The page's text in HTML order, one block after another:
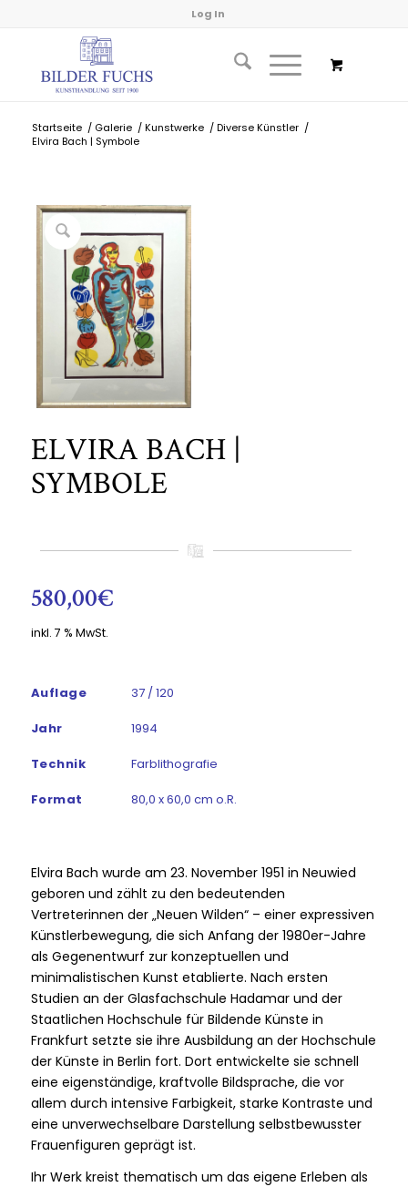
Log In
Startseite / Galerie / Kunstwerke / Diverse Künstler /
Elvira Bach | Symbole
ELVIRA BACH |
SYMBOLE
580,00€
inkl. 7 % MwSt.
Auflage 37 / 120
Jahr 1994
Technik Farblithografie
Format 80,0 x 60,0 cm o.R.
Elvira Bach wurde am 23. November 1951 in Neuwied
geboren und zählt zu den bedeutenden
Vertreterinnen der „Neuen Wilden“ – einer expressiven
Künstlerbewegung, die sich Anfang der 1980er-Jahre
als Gegenentwurf zur konzeptuellen und
minimalistischen Kunst etablierte. Nach ersten
Studien an der Glasfachschule Hadamar und der
Staatlichen Hochschule für Bildende Künste in
Frankfurt setzte sie ihre Ausbildung an der Hochschule
der Künste in Berlin fort. Dort entwickelte sie schnell
eine eigenständige, kraftvolle Bildsprache, die vor
allem durch intensive Farbigkeit, starke Kontraste und
eine unverwechselbare Darstellung selbstbewusster
Frauenfiguren geprägt ist.
Ihr Werk kreist thematisch um das eigene Erleben als